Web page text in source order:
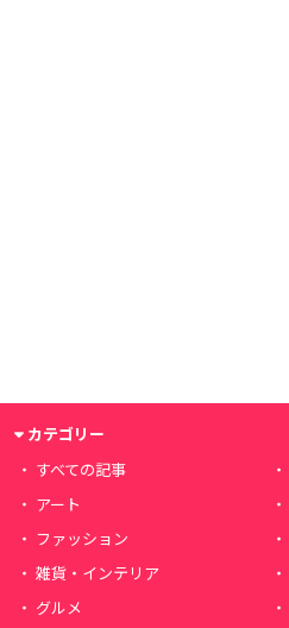
カテゴリー
すべての記事
アート
ファッション
雑貨・インテリア
グルメ